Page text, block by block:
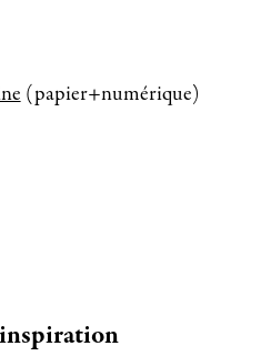
(papier+numérique)